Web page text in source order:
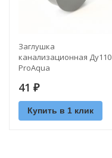
Заглушка
канализационная Ду110
ProAqua
41 ₽
Купить в 1 клик